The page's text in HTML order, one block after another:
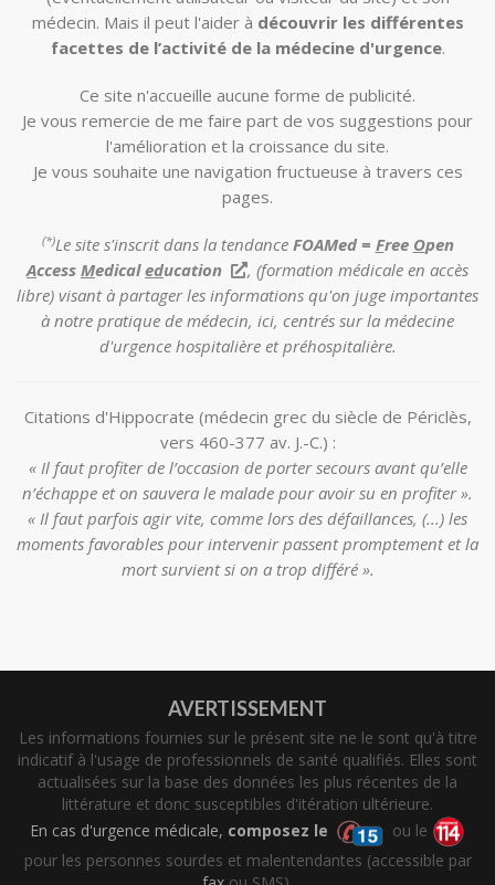
médecin. Mais il peut l'aider à découvrir les différentes
facettes de l’activité de la médecine d'urgence.
Ce site n'accueille aucune forme de publicité.
Je vous remercie de me faire part de vos suggestions pour
l'amélioration et la croissance du site.
Je vous souhaite une navigation fructueuse à travers ces
pages.
(*)Le site s'inscrit dans la tendance FOAMed = Free Open
Access Medicaleducation
, (formation médicale en accès
libre) visant à partager les informations qu'on juge importantes
à notre pratique de médecin, ici, centrés sur la médecine
d'urgence hospitalière et préhospitalière.
Citations d'Hippocrate (médecin grec du siècle de Périclès,
vers 460-377 av. J.-C.) :
« Il faut profiter de l’occasion de porter secours avant qu’elle
n’échappe et on sauvera le malade pour avoir su en profiter ».
« Il faut parfois agir vite, comme lors des défaillances, (...) les
moments favorables pour intervenir passent promptement et la
mort survient si on a trop différé ».
AVERTISSEMENT
Les informations fournies sur le présent site ne le sont qu'à titre
indicatif à l'usage de professionnels de santé qualifiés. Elles sont
actualisées sur la base des données les plus récentes de la
littérature et donc susceptibles d'itération ultérieure.
En cas d'urgence médicale, composez le
ou le
pour les personnes sourdes et malentendantes (accessible par